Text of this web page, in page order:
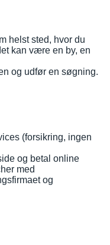
helst sted, hvor du
kan være en by, en
og udfør en søgning.
(forsikring, ingen
og betal online
med
og